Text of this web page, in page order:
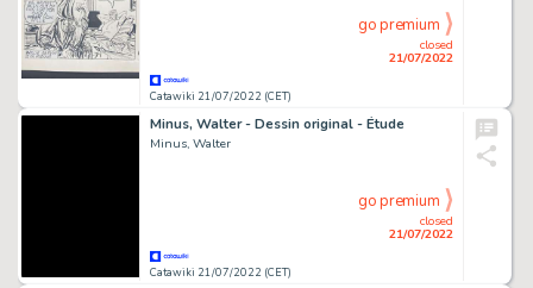
Catawiki 21/07/2022 (CET)
closed
21/07/2022
go premium
Minus, Walter - Dessin original - Étude
Minus, Walter
Catawiki 21/07/2022 (CET)
closed
21/07/2022
go premium